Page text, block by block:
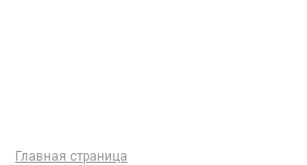
Главная страница